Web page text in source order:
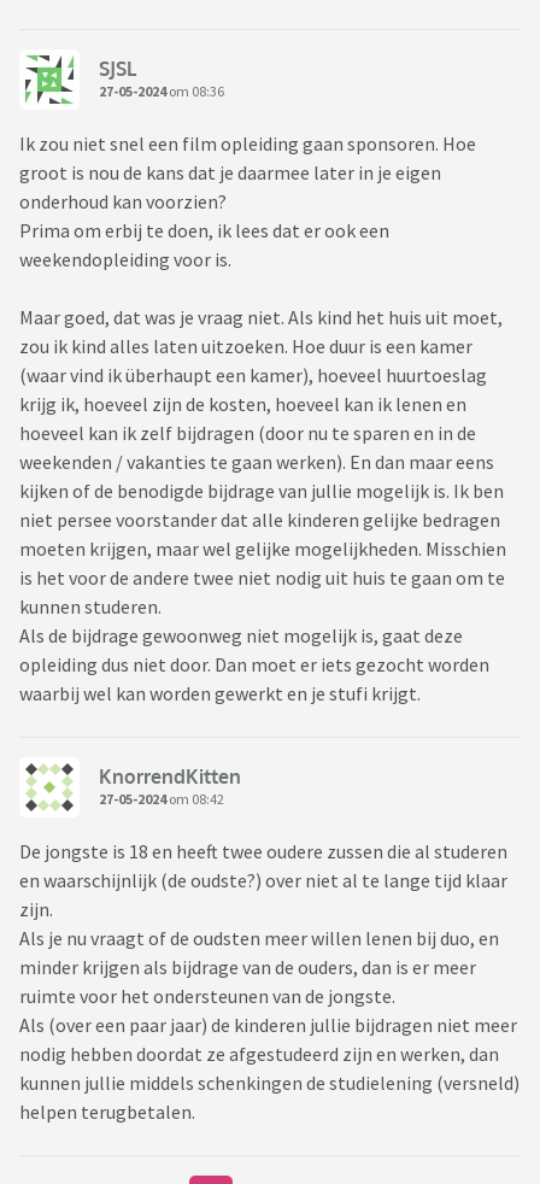
SJSL
27-05-2024om 08:36
Ik zou niet snel een film opleiding gaan sponsoren. Hoe
groot is nou de kans dat je daarmee later in je eigen
onderhoud kan voorzien?
Prima om erbij te doen, ik lees dat er ook een
weekendopleiding voor is.
Maar goed, dat was je vraag niet. Als kind het huis uit moet,
zou ik kind alles laten uitzoeken. Hoe duur is een kamer
(waar vind ik überhaupt een kamer), hoeveel huurtoeslag
krijg ik, hoeveel zijn de kosten, hoeveel kan ik lenen en
hoeveel kan ik zelf bijdragen (door nu te sparen en in de
weekenden / vakanties te gaan werken). En dan maar eens
kijken of de benodigde bijdrage van jullie mogelijk is. Ik ben
niet persee voorstander dat alle kinderen gelijke bedragen
moeten krijgen, maar wel gelijke mogelijkheden. Misschien
is het voor de andere twee niet nodig uit huis te gaan om te
kunnen studeren.
Als de bijdrage gewoonweg niet mogelijk is, gaat deze
opleiding dus niet door. Dan moet er iets gezocht worden
waarbij wel kan worden gewerkt en je stufi krijgt.
KnorrendKitten
27-05-2024om 08:42
De jongste is 18 en heeft twee oudere zussen die al studeren
en waarschijnlijk (de oudste?) over niet al te lange tijd klaar
zijn.
Als je nu vraagt of de oudsten meer willen lenen bij duo, en
minder krijgen als bijdrage van de ouders, dan is er meer
ruimte voor het ondersteunen van de jongste.
Als (over een paar jaar) de kinderen jullie bijdragen niet meer
nodig hebben doordat ze afgestudeerd zijn en werken, dan
kunnen jullie middels schenkingen de studielening (versneld)
helpen terugbetalen.